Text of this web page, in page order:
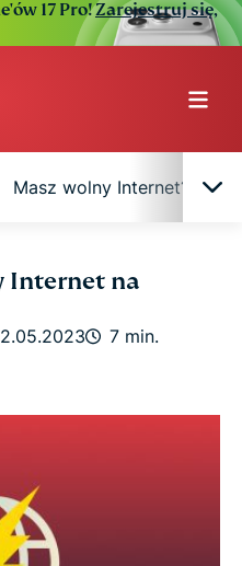
17 Pro!Zarejestruj się,
Masz wolny Internet?
Internetem
Internet?
Wi-Fi 7
Internet na
7 min.